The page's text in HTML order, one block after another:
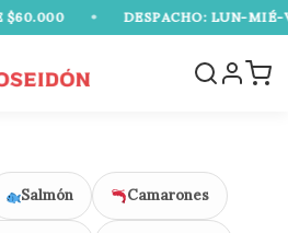
DESPACHO: LUN-MIÉ-
Salmón Camarones